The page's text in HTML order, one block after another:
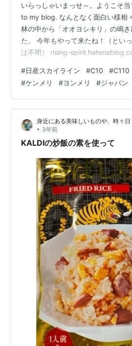
いらっしゃいまっせ～。ようこそ
to my blog. なんとなく面白い様相
林の中から「オオヨシキリ」の鳴
た。 今年もやって来たね！（とい
は不明） rising-
ということになろうかと思いますの
そうです。 さて、お待たせしまし
先日お話したように本日より『ス
うか『三昧』というか、、、執着
しい！？修行をスタートさせよう
#日産スカイライン #C10 #C110
#ケンメリ #ヨンメリ #ジャパン
身近にある美味しいものや、時々
• 3年前
KALDIの炒飯の素を使って